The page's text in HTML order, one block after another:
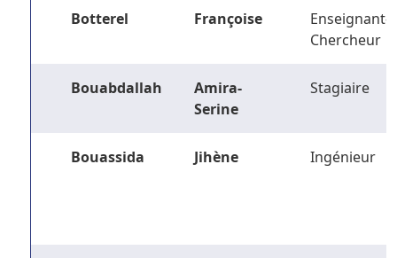
Botterel Françoise
Enseignant-
Chercheur
Bouabdallah
Amira-
Serine
Stagiaire
Bouassida Jihène Ingénieur